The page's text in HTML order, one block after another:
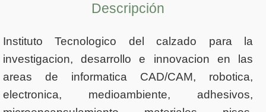
Descripción
Instituto Tecnologico del calzado para la
investigacion, desarrollo e innovacion en las
areas de informatica CAD/CAM, robotica,
electronica, medioambiente, adhesivos,